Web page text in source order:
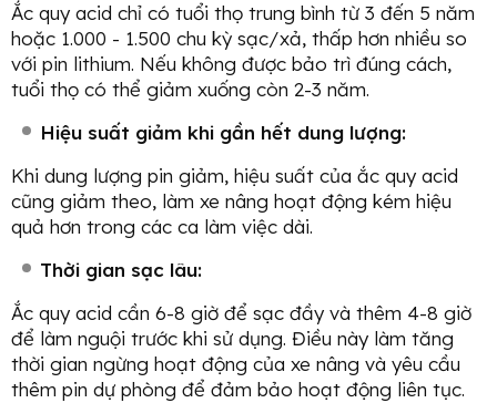
Ắc quy acid chỉ có tuổi thọ trung bình từ 3 đến 5 năm
hoặc 1.000 - 1.500 chu kỳ sạc/xả, thấp hơn nhiều so
với pin lithium. Nếu không được bảo trì đúng cách,
tuổi thọ có thể giảm xuống còn 2-3 năm.
Hiệu suất giảm khi gần hết dung lượng:
Khi dung lượng pin giảm, hiệu suất của ắc quy acid
cũng giảm theo, làm xe nâng hoạt động kém hiệu
quả hơn trong các ca làm việc dài.
Thời gian sạc lâu:
Ắc quy acid cần 6-8 giờ để sạc đầy và thêm 4-8 giờ
để làm nguội trước khi sử dụng. Điều này làm tăng
thời gian ngừng hoạt động của xe nâng và yêu cầu
thêm pin dự phòng để đảm bảo hoạt động liên tục.